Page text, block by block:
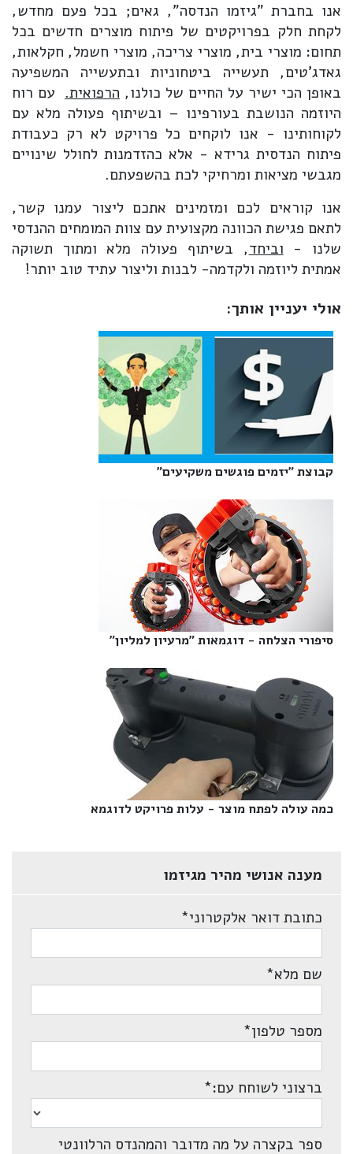
אנו בחברת "גיזמו הנדסה", גאים; בכל פעם מחדש,
לקחת חלק בפרויקטים של פיתוח מוצרים חדשים בכל
תחום: מוצרי בית, מוצרי צריכה, מוצרי חשמל, חקלאות,
גאדג'טים, תעשייה ביטחוניות ובתעשייה המשפיעה
באופן הכי ישיר על החיים של כולנו, הרפואית. עם רוח
היוזמה הנושבת בעורפינו – ובשיתוף פעולה מלא עם
לקוחותינו - אנו לוקחים כל פרויקט לא רק כעבודת
פיתוח הנדסית גרידא - אלא כהזדמנות לחולל שינויים
מגבשי מציאות ומרחיקי לכת בהשפעתם.
אנו קוראים לכם ומזמינים אתכם ליצור עמנו קשר,
לתאם פגישת הכוונה מקצועית עם צוות המומחים ההנדסי
שלנו - וביחד, בשיתוף פעולה מלא ומתוך תשוקה
אמתית ליוזמה ולקדמה- לבנות וליצור עתיד טוב יותר!
אולי יעניין אותך:
קבוצת "יזמים פוגשים משקיעים"‎
סיפורי הצלחה - דוגמאות "מרעיון למליון"‎
כמה עולה לפתח מוצר - עלות פרויקט לדוגמא‎
מענה אנושי מהיר מגיזמו
כתובת דואר אלקטרוני*
שם מלא*
מספר טלפון*
ברצוני לשוחח עם:*
ספר בקצרה על מה מדובר והמהנדס הרלוונטי